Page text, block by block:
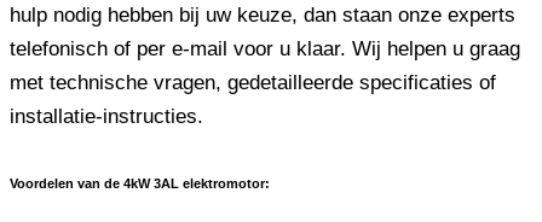
hulp nodig hebben bij uw keuze, dan staan ​​onze experts
telefonisch of per e-mail voor u klaar. Wij helpen u graag
met technische vragen, gedetailleerde specificaties of
installatie-instructies.
Voordelen van de 4kW 3AL elektromotor: